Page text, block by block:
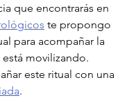
que encontrarás en
te propongo
para acompañar la
movilizando.
este ritual con una
.